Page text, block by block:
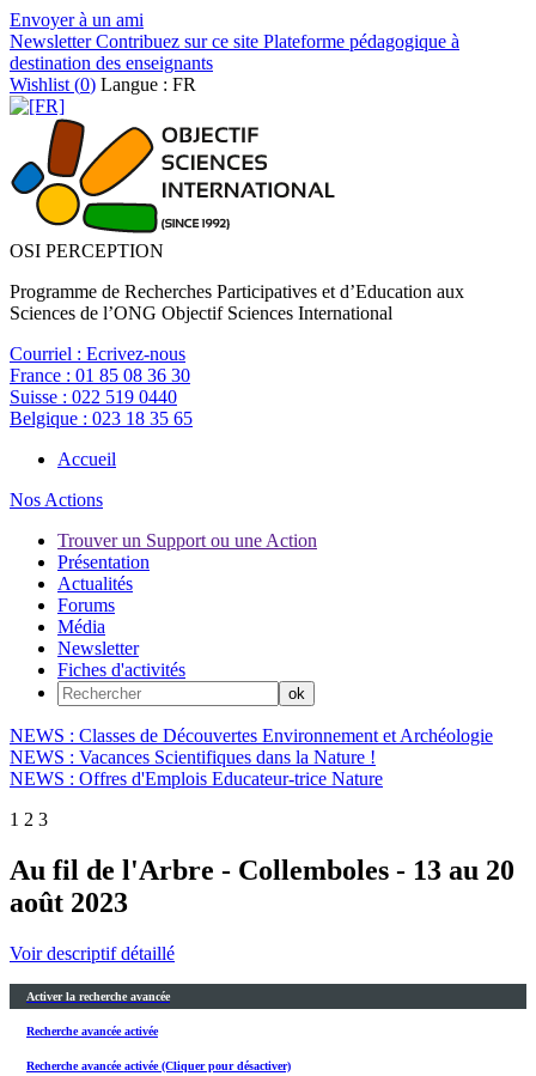
Envoyer à un ami
NewsletterContribuez sur ce site Plateforme pédagogique à
destination des enseignants
Wishlist (0) Langue : FR
OSI PERCEPTION
Programme de Recherches Participatives et d’Education aux
Sciences de l’ONG Objectif Sciences International
Courriel : Ecrivez-nous
France : 01 85 08 36 30
Suisse : 022 519 0440
Belgique : 023 18 35 65
Accueil
Nos Actions
Trouver un Support ou une Action
Présentation
Actualités
Forums
Média
Newsletter
Fiches d'activités
NEWS : Classes de Découvertes Environnement et Archéologie
NEWS : Vacances Scientifiques dans la Nature !
NEWS : Offres d'Emplois Educateur-trice Nature
1 2 3
Au fil de l'Arbre - Collemboles - 13 au 20
août 2023
Voir descriptif détaillé
Activer la recherche avancée
Recherche avancée activée
Recherche avancée activée (Cliquer pour désactiver)